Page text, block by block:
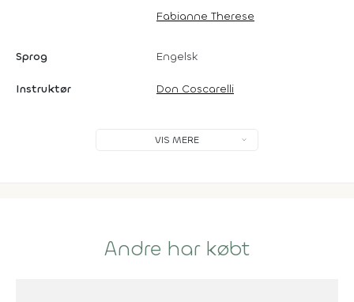
Fabianne Therese
Sprog Engelsk
Instruktør Don Coscarelli
VIS MERE
Andre har købt